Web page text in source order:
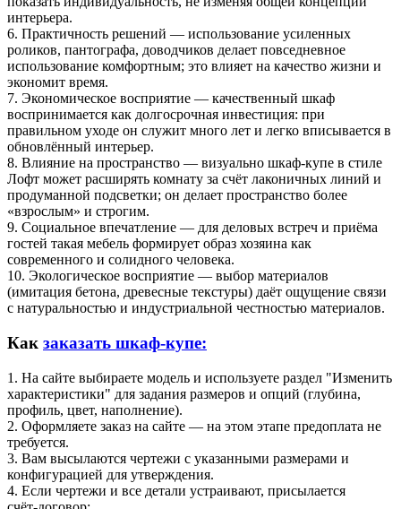
интерьера.
6. Практичность решений — использование усиленных
роликов, пантографа, доводчиков делает повседневное
использование комфортным; это влияет на качество жизни и
экономит время.
7. Экономическое восприятие — качественный шкаф
воспринимается как долгосрочная инвестиция: при
правильном уходе он служит много лет и легко вписывается в
обновлённый интерьер.
8. Влияние на пространство — визуально шкаф-купе в стиле
Лофт может расширять комнату за счёт лаконичных линий и
продуманной подсветки; он делает пространство более
«взрослым» и строгим.
9. Социальное впечатление — для деловых встреч и приёма
гостей такая мебель формирует образ хозяина как
современного и солидного человека.
10. Экологическое восприятие — выбор материалов
(имитация бетона, древесные текстуры) даёт ощущение связи
с натуральностью и индустриальной честностью материалов.
Как заказать шкаф-купе:
1. На сайте выбираете модель и используете раздел "Изменить
характеристики" для задания размеров и опций (глубина,
профиль, цвет, наполнение).
2. Оформляете заказ на сайте — на этом этапе предоплата не
требуется.
3. Вам высылаются чертежи с указанными размерами и
конфигурацией для утверждения.
4. Если чертежи и все детали устраивают, присылается